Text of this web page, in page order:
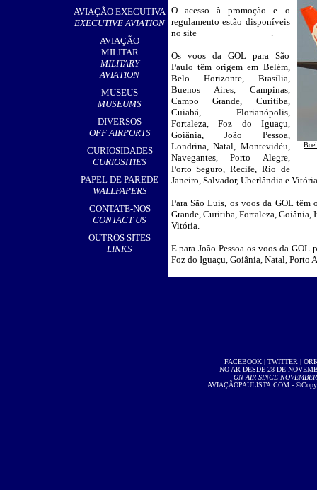
AVIAÇÃO EXECUTIVA
EXECUTIVE AVIATION
AVIAÇÃO
MILITAR
MILITARY
AVIATION
MUSEUS
MUSEUMS
DIVERSOS
OFF AIRPORTS
CURIOSIDADES
CURIOSITIES
PAPEL DE PAREDE
WALLPAPERS
CONTATE-NOS
CONTACT US
OUTROS SITES
LINKS
O acesso à promoção e o
regulamento estão disponíveis
no site
.
Os voos da GOL para São
Paulo têm origem em Belém,
Belo Horizonte, Brasília,
Buenos Aires, Campinas,
Campo Grande, Curitiba,
Cuiabá, Florianópolis,
Fortaleza, Foz do Iguaçu,
Goiânia, João Pessoa,
Londrina, Natal, Montevidéu,
Navegantes, Porto Alegre,
Porto Seguro, Recife, Rio de
Janeiro, Salvador, Uberlândia e
Para São Luís, os voos da GOL
Grande, Curitiba, Fortaleza, Goiânia,
Vitória.
E para João Pessoa os voos da
Foz do Iguaçu, Goiânia, Natal, Porto
FACEBOOK| TWITTER |
NO AR DESDE 28 DE
ON AIR SINCE
AVIAÇÃOPAULISTA.COM -